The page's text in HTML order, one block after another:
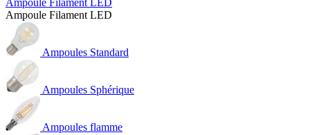
Ampoule Filament LED
Ampoule Filament LED
Ampoules Standard
Ampoules Sphérique
Ampoules flamme